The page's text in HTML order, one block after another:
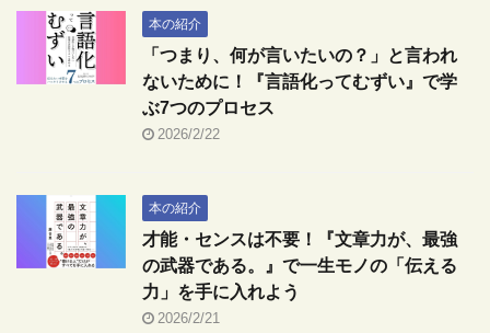
本の紹介
「つまり、何が言いたいの？」と言われ
ないために！『言語化ってむずい』で学
ぶ7つのプロセス
2026/2/22
本の紹介
才能・センスは不要！『文章力が、最強
の武器である。』で一生モノの「伝える
力」を手に入れよう
2026/2/21